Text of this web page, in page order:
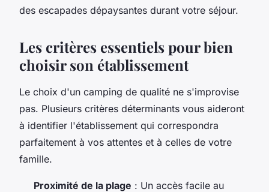
des escapades dépaysantes durant votre séjour.
Les critères essentiels pour bien
choisir son établissement
Le choix d'un camping de qualité ne s'improvise
pas. Plusieurs critères déterminants vous aideront
à identifier l'établissement qui correspondra
parfaitement à vos attentes et à celles de votre
famille.
Proximité de la plage : Un accès facile au